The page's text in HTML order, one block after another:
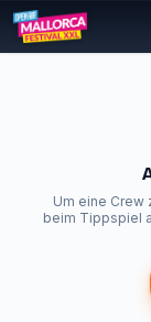
Um eine
beim Tippspiel